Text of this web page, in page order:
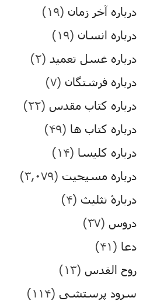
درباره آخر زمان (۱۹)
درباره انسان (۱۹)
درباره غسل تعمید (۲)
درباره فرشتگان (۷)
درباره کتاب مقدس (۲۲)
درباره کتاب ها (۴۹)
درباره کلیسا (۱۴)
درباره مسیحیت (۳,۰۷۹)
دربارۀ تثلیث (۴)
دروس (۳۷)
دعا (۴۱)
روح القدس (۱۳)
سرود پرستشی (۱۱۴)